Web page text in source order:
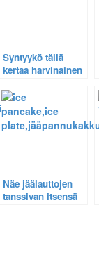
Syntyykö tällä
kertaa harvinainen
pyörivä jäälautta –
Video Suonenjoen
pyörivästä
jäälautasta tältä
Näe jäälauttojen
tanssivan itsensä